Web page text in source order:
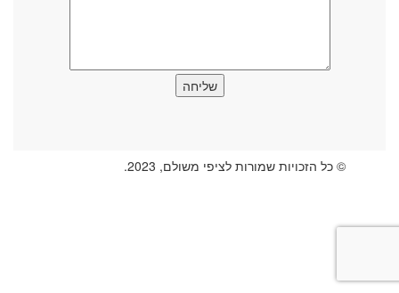
© כל הזכויות שמורות לציפי משולם, 2023.